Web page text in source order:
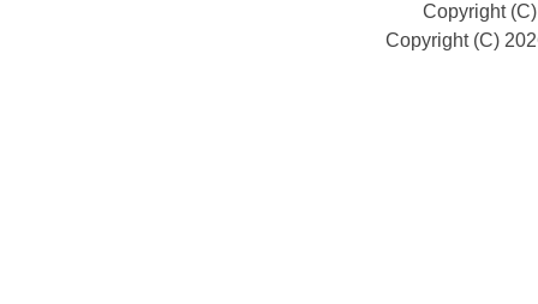
Copyright
Copyright (C)